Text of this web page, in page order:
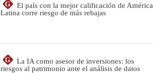
G
El país con la mejor calificación de América
Latina corre riesgo de más rebajas
G
La IA como asesor de inversiones: los
riesgos al patrimonio ante el análisis de datos